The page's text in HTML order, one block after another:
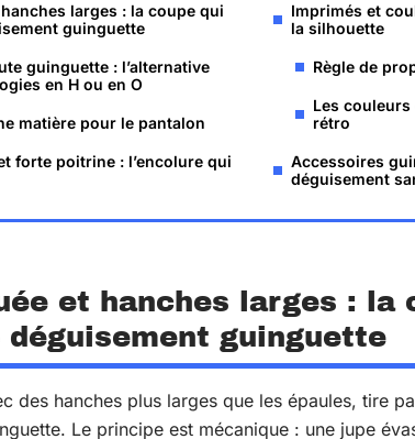
larges : la coupe qui
guinguette
guinguette : l’alternative
en H ou en O
matière pour le pantalon
forte poitrine : l’encolure qui
Imprimés et
la silhouette
Règle de
Les
rétro
Accessoires
déguisement
et hanches larges : la
guinguette
des hanches plus larges que les épaules, tire
Le principe est mécanique : une jupe